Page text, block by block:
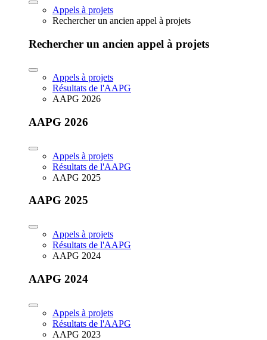
Appels à projets
Rechercher un ancien appel à projets
Rechercher un ancien appel à projets
Appels à projets
Résultats de l'AAPG
AAPG 2026
AAPG 2026
Appels à projets
Résultats de l'AAPG
AAPG 2025
AAPG 2025
Appels à projets
Résultats de l'AAPG
AAPG 2024
AAPG 2024
Appels à projets
Résultats de l'AAPG
AAPG 2023